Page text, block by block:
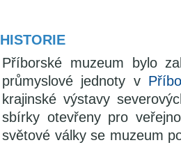
HISTORIE
Příborské muzeum bylo
průmyslové jednoty v
krajinské výstavy
sbírky otevřeny pro
světové války se muzeum